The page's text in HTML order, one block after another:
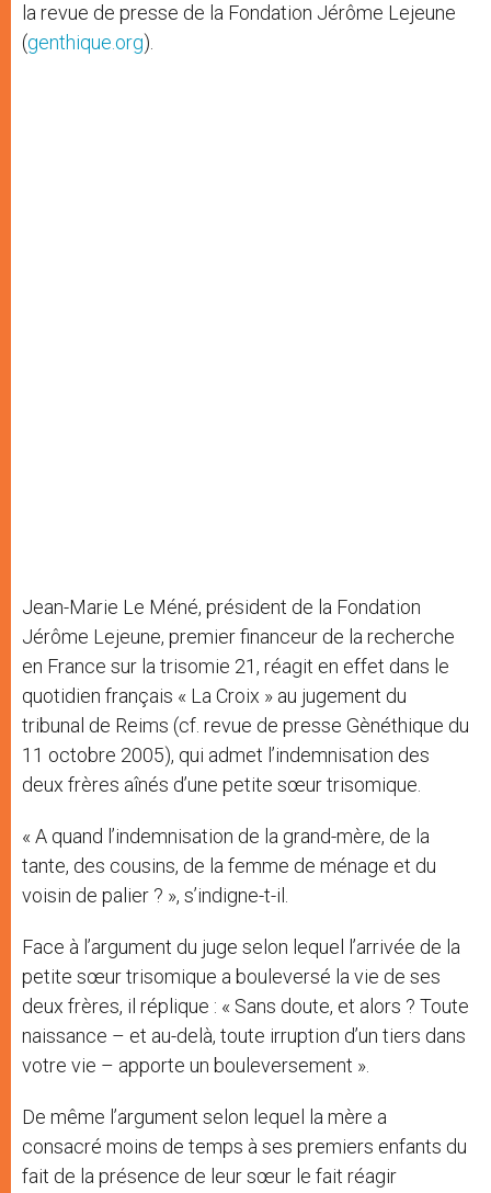
la revue de presse de la Fondation Jérôme Lejeune
(genthique.org).
Jean-Marie Le Méné, président de la Fondation
Jérôme Lejeune, premier financeur de la recherche
en France sur la trisomie 21, réagit en effet dans le
quotidien français « La Croix » au jugement du
tribunal de Reims (cf. revue de presse Gènéthique du
11 octobre 2005), qui admet l’indemnisation des
deux frères aînés d’une petite sœur trisomique.
« A quand l’indemnisation de la grand-mère, de la
tante, des cousins, de la femme de ménage et du
voisin de palier ? », s’indigne-t-il.
Face à l’argument du juge selon lequel l’arrivée de la
petite sœur trisomique a bouleversé la vie de ses
deux frères, il réplique : « Sans doute, et alors ? Toute
naissance – et au-delà, toute irruption d’un tiers dans
votre vie – apporte un bouleversement ».
De même l’argument selon lequel la mère a
consacré moins de temps à ses premiers enfants du
fait de la présence de leur sœur le fait réagir